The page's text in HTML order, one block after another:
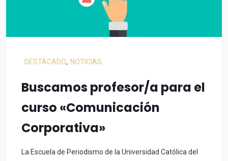
DESTACADO, NOTICIAS
Buscamos profesor/a para el
curso «Comunicación
Corporativa»
La Escuela de Periodismo de la Universidad Católica del